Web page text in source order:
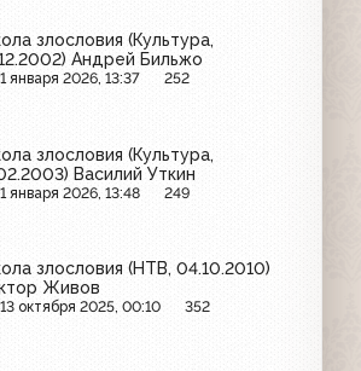
злословия (Культура,
Андрей Бильжо
1 января 2026, 13:37 252
злословия (Культура,
Василий Уткин
1 января 2026, 13:48 249
злословия (НТВ, 04.10.2010)
Живов
13 октября 2025, 00:10 352